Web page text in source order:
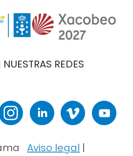
Imaxe
REDES
Imaxe Imaxe Imaxe
Aviso legal |